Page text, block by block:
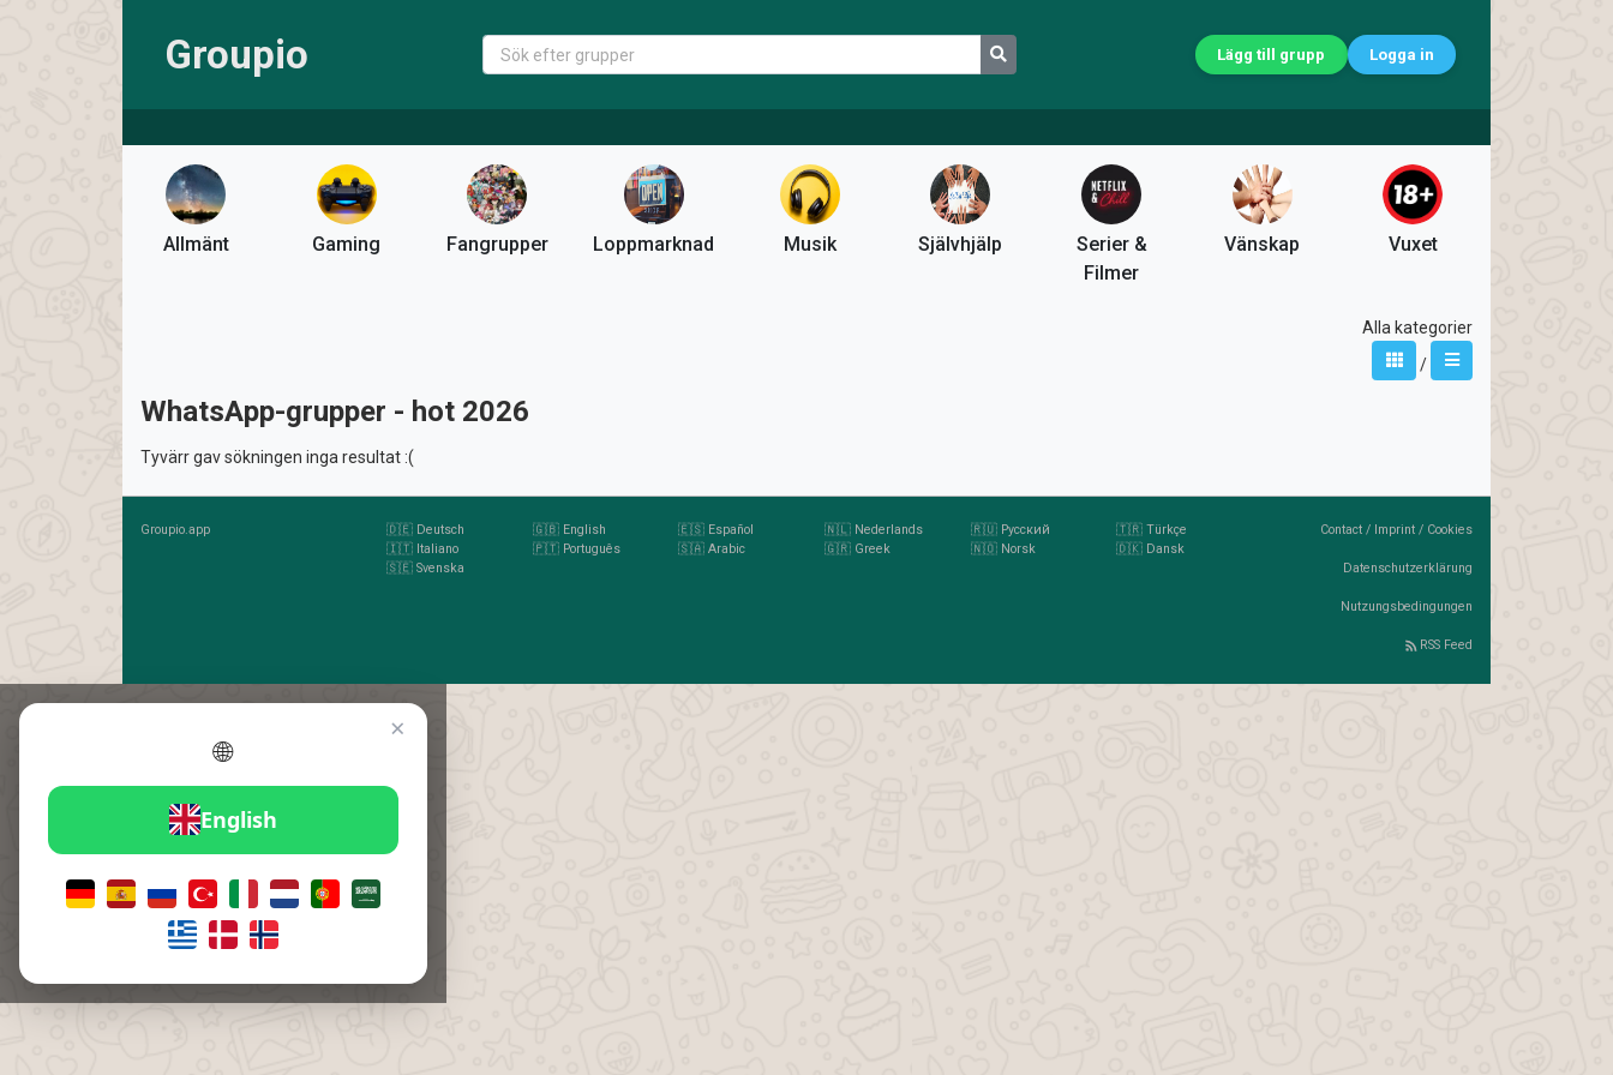
Groupio Lägg till grupp Logga in
Allmänt Gaming Fangrupper Loppmarknad Musik Självhjälp
Serier &
Filmer
Vänskap Vuxet
Alla kategorier
/
WhatsApp-grupper - hot 2026
Tyvärr gav sökningen inga resultat :(
Groupio.app 🇩🇪 Deutsch 🇬🇧 English 🇪🇸 Español 🇳🇱 Nederlands 🇷🇺 Русский
🇹🇷 Türkçe
🇮🇹 Italiano
🇵🇹 Português 🇸🇦 Arabic 🇬🇷 Greek 🇳🇴 Norsk
🇩🇰 Dansk
🇸🇪 Svenska
Contact / Imprint / Cookies
Datenschutzerklärung
Nutzungsbedingungen
RSS Feed
×
🌐
English